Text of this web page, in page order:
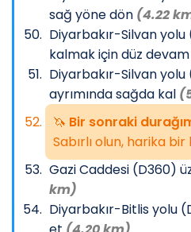
sağ yöne dön (4.22
Diyarbakır-Silvan
kalmak için düz
Diyarbakır-Silvan
ayrımında sağda kal
🦄 Bir sonraki
Sabırlı olun, harika
Gazi Caddesi (D360)
km)
Diyarbakır-Bitlis yolu